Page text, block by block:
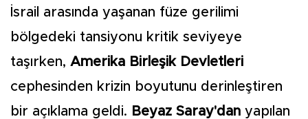
İsrail arasında yaşanan füze gerilimi
bölgedeki tansiyonu kritik seviyeye
taşırken, Amerika Birleşik Devletleri
cephesinden krizin boyutunu derinleştiren
bir açıklama geldi. Beyaz Saray'dan yapılan